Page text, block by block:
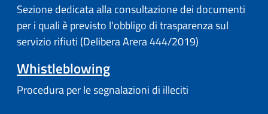
Sezione dedicata alla consultazione dei documenti
per i quali è previsto l'obbligo di trasparenza sul
servizio rifiuti (Delibera Arera 444/2019)
Whistleblowing
Procedura per le segnalazioni di illeciti